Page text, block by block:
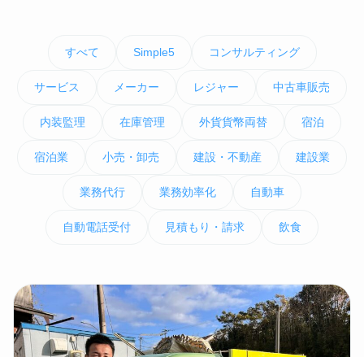
すべて Simple5 コンサルティング
サービス メーカー レジャー 中古車販売
内装監理 在庫管理 外貨貨幣両替 宿泊
宿泊業 小売・卸売 建設・不動産 建設業
業務代行 業務効率化 自動車
自動電話受付 見積もり・請求 飲食